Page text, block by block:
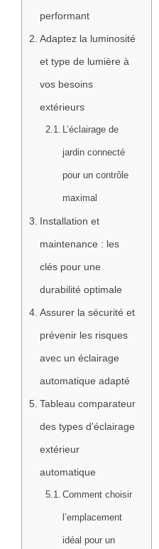
performant
Adaptez la luminosité
et type de lumière à
vos besoins
extérieurs
L’éclairage de
jardin connecté
pour un contrôle
maximal
Installation et
maintenance : les
clés pour une
durabilité optimale
Assurer la sécurité et
prévenir les risques
avec un éclairage
automatique adapté
Tableau comparateur
des types d’éclairage
extérieur
automatique
Comment choisir
l’emplacement
idéal pour un